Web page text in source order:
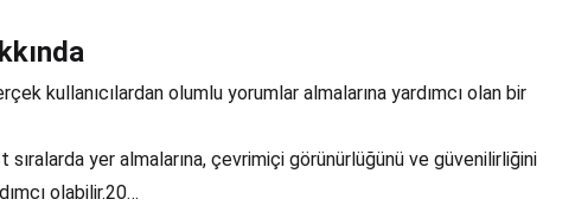
kullanıcılardan olumlu yorumlar almalarına yardımcı olan bir
yer almalarına, çevrimiçi görünürlüğünü ve güvenilirliğini
olabilir.20…